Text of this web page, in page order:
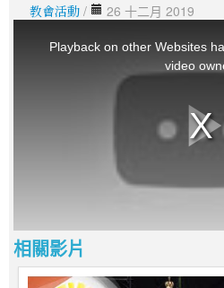
教會活動 / 26 十二月 2019
相關影片